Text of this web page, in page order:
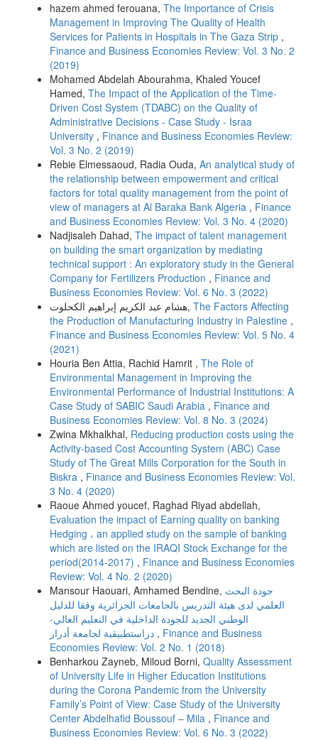
hazem ahmed ferouana, The Importance of Crisis
Management in Improving The Quality of Health
Services for Patients in Hospitals in The Gaza Strip ,
Finance and Business Economies Review: Vol. 3 No. 2
(2019)
Mohamed Abdelah Abourahma, Khaled Youcef
Hamed, The Impact of the Application of the Time-
Driven Cost System (TDABC) on the Quality of
Administrative Decisions - Case Study - Israa
University , Finance and Business Economies Review:
Vol. 3 No. 2 (2019)
Rebie Elmessaoud, Radia Ouda, An analytical study of
the relationship between empowerment and critical
factors for total quality management from the point of
view of managers at Al Baraka Bank Algeria , Finance
and Business Economies Review: Vol. 3 No. 4 (2020)
Nadjisaleh Dahad, The impact of talent management
on building the smart organization by mediating
technical support : An exploratory study in the General
Company for Fertilizers Production , Finance and
Business Economies Review: Vol. 6 No. 3 (2022)
هشام عبد الكريم إبراهيم الكحلوت, The Factors Affecting
the Production of Manufacturing Industry in Palestine ,
Finance and Business Economies Review: Vol. 5 No. 4
(2021)
Houria Ben Attia, Rachid Hamrit , The Role of
Environmental Management in Improving the
Environmental Performance of Industrial Institutions: A
Case Study of SABIC Saudi Arabia , Finance and
Business Economies Review: Vol. 8 No. 3 (2024)
Zwina Mkhalkhal, Reducing production costs using the
Activity-based Cost Accounting System (ABC) Case
Study of The Great Mills Corporation for the South in
Biskra , Finance and Business Economies Review: Vol.
3 No. 4 (2020)
Raoue Ahmed youcef, Raghad Riyad abdellah,
Evaluation the impact of Earning quality on banking
Hedging ، an applied study on the sample of banking
which are listed on the IRAQI Stock Exchange for the
period(2014-2017) , Finance and Business Economies
Review: Vol. 4 No. 2 (2020)
Mansour Haouari, Amhamed Bendine, جودة البحث
العلمي لدى هيئة التدريس بالجامعات الجزائرية وفقا للدليل
الوطني الجديد للجودة الداخلية في التعليم العالي-
, Finance and Business
Economies Review: Vol. 2 No. 1 (2018)
Benharkou Zayneb, Miloud Borni, Quality Assessment
of University Life in Higher Education Institutions
during the Corona Pandemic from the University
Family’s Point of View: Case Study of the University
Center Abdelhafid Boussouf – Mila , Finance and
Business Economies Review: Vol. 6 No. 3 (2022)